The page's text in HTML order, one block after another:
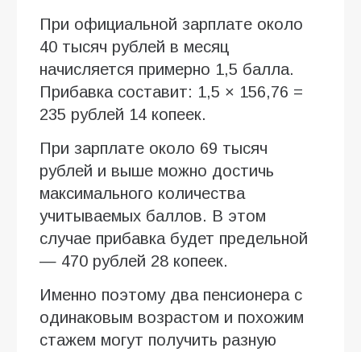
При официальной зарплате около
40 тысяч рублей в месяц
начисляется примерно 1,5 балла.
Прибавка составит: 1,5 × 156,76 =
235 рублей 14 копеек.
При зарплате около 69 тысяч
рублей и выше можно достичь
максимального количества
учитываемых баллов. В этом
случае прибавка будет предельной
— 470 рублей 28 копеек.
Именно поэтому два пенсионера с
одинаковым возрастом и похожим
стажем могут получить разную